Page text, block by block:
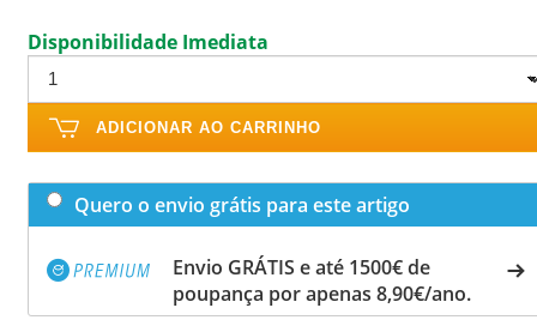
Disponibilidade Imediata
ADICIONAR AO CARRINHO
Quero o envio grátis para este artigo
Envio GRÁTIS e até 1500€ de
poupança por apenas 8,90€/ano.